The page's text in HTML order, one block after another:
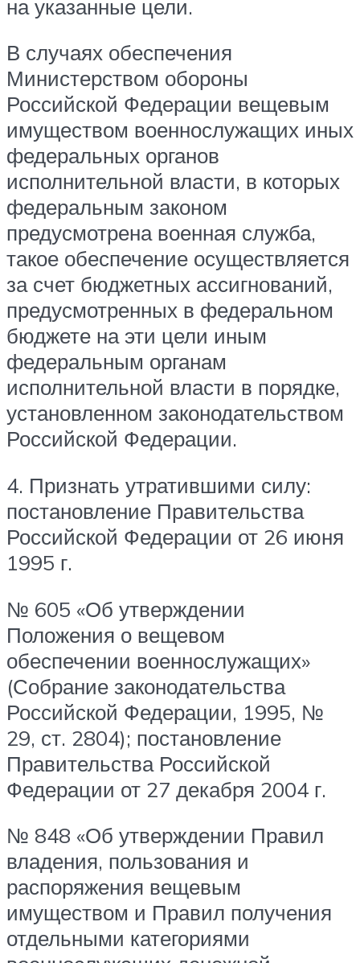
на указанные цели.
В случаях обеспечения
Министерством обороны
Российской Федерации вещевым
имуществом военнослужащих иных
федеральных органов
исполнительной власти, в которых
федеральным законом
предусмотрена военная служба,
такое обеспечение осуществляется
за счет бюджетных ассигнований,
предусмотренных в федеральном
бюджете на эти цели иным
федеральным органам
исполнительной власти в порядке,
установленном законодательством
Российской Федерации.
4. Признать утратившими силу:
постановление Правительства
Российской Федерации от 26 июня
1995 г.
№ 605 «Об утверждении
Положения о вещевом
обеспечении военнослужащих»
(Собрание законодательства
Российской Федерации, 1995, №
29, ст. 2804); постановление
Правительства Российской
Федерации от 27 декабря 2004 г.
№ 848 «Об утверждении Правил
владения, пользования и
распоряжения вещевым
имуществом и Правил получения
отдельными категориями